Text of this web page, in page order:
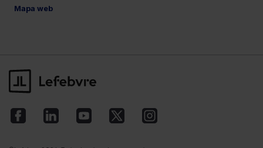
Mapa web